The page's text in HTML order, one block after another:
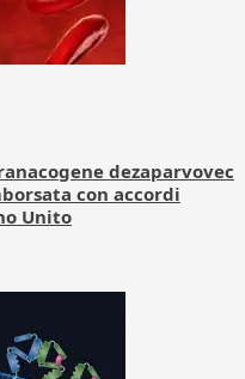
dezaparvovec
con accordi
Unito